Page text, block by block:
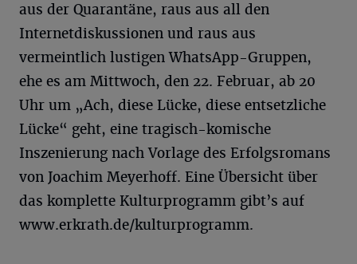
aus der Quarantäne, raus aus all den
Internetdiskussionen und raus aus
vermeintlich lustigen WhatsApp-Gruppen,
ehe es am Mittwoch, den 22. Februar, ab 20
Uhr um „Ach, diese Lücke, diese entsetzliche
Lücke“ geht, eine tragisch-komische
Inszenierung nach Vorlage des Erfolgsromans
von Joachim Meyerhoff. Eine Übersicht über
das komplette Kulturprogramm gibt’s auf
www.erkrath.de/kulturprogramm.